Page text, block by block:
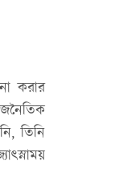
করার
তিনি